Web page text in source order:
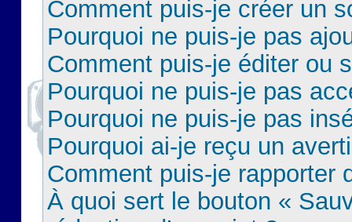
Comment puis-je créer un
Pourquoi ne puis-je pas
Comment puis-je éditer ou
Pourquoi ne puis-je pas
Pourquoi ne puis-je pas
Pourquoi ai-je reçu un
Comment puis-je rapporter
À quoi sert le bouton «